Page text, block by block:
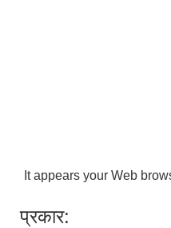
It appears your Web
प्रकार: